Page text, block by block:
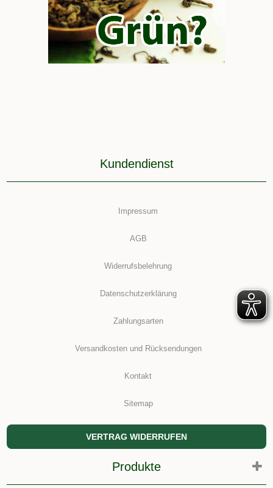
Kundendienst
Impressum
AGB
Widerrufsbelehrung
Datenschutzerklärung
Zahlungsarten
Versandkosten und Rücksendungen
Kontakt
Sitemap
VERTRAG WIDERRUFEN
Produkte